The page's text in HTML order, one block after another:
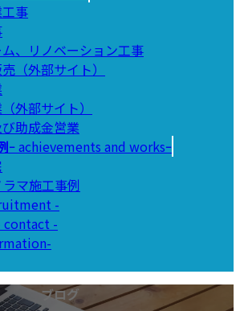
事
、リノベーション工事
（外部サイト）
外部サイト）
助成金営業
ｰ achievements and worksｰ
マ施工事例
-
contact -
ブログ